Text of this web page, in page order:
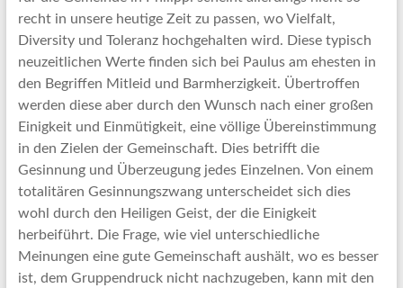
recht in unsere heutige Zeit zu passen, wo Vielfalt,
Diversity und Toleranz hochgehalten wird. Diese typisch
neuzeitlichen Werte finden sich bei Paulus am ehesten in
den Begriffen Mitleid und Barmherzigkeit. Übertroffen
werden diese aber durch den Wunsch nach einer großen
Einigkeit und Einmütigkeit, eine völlige Übereinstimmung
in den Zielen der Gemeinschaft. Dies betrifft die
Gesinnung und Überzeugung jedes Einzelnen. Von einem
totalitären Gesinnungszwang unterscheidet sich dies
wohl durch den Heiligen Geist, der die Einigkeit
herbeiführt. Die Frage, wie viel unterschiedliche
Meinungen eine gute Gemeinschaft aushält, wo es besser
ist, dem Gruppendruck nicht nachzugeben, kann mit den